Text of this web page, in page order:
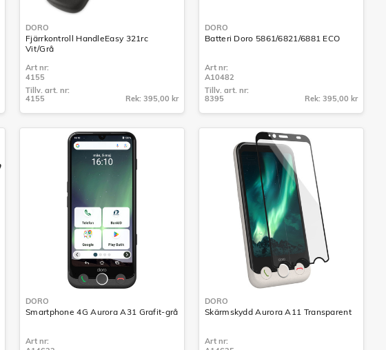
DORO
Fjärrkontroll HandleEasy 321rc
Vit/Grå
Art nr:
4155
4155
Tillv. art. nr:
4155
Rek: 395,00 kr
DORO
Batteri Doro 5861/6821/6881 ECO
Art nr:
A10482
8395
Tillv. art. nr:
8395
Rek: 395,00 kr
DORO
Smartphone 4G Aurora A31 Grafit-grå
Art nr:
DORO
Skärmskydd Aurora A11 Transparent
Art nr: